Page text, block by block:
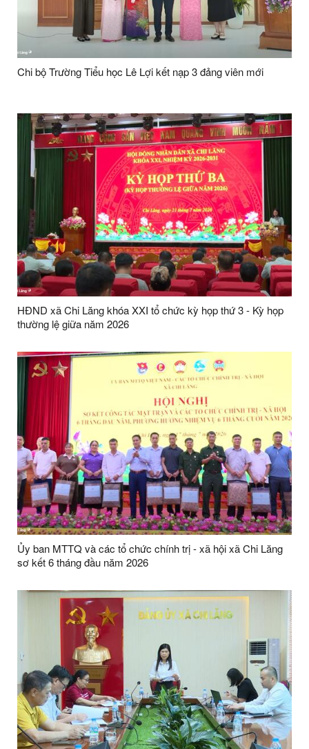
Chi bộ Trường Tiểu học Lê Lợi kết nạp 3 đảng viên mới
HĐND xã Chi Lăng khóa XXI tổ chức kỳ họp thứ 3 - Kỳ họp
thường lệ giữa năm 2026
Ủy ban MTTQ và các tổ chức chính trị - xã hội xã Chi Lăng
sơ kết 6 tháng đầu năm 2026